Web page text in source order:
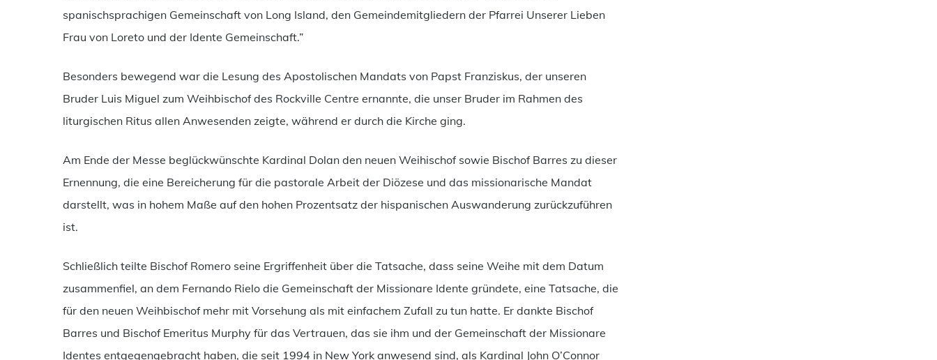
spanischsprachigen Gemeinschaft von Long Island, den Gemeindemitgliedern der Pfarrei Unserer Lieben
Frau von Loreto und der Idente Gemeinschaft.”
Besonders bewegend war die Lesung des Apostolischen Mandats von Papst Franziskus, der unseren
Bruder Luis Miguel zum Weihbischof des Rockville Centre ernannte, die unser Bruder im Rahmen des
liturgischen Ritus allen Anwesenden zeigte, während er durch die Kirche ging.
Am Ende der Messe beglückwünschte Kardinal Dolan den neuen Weihischof sowie Bischof Barres zu dieser
Ernennung, die eine Bereicherung für die pastorale Arbeit der Diözese und das missionarische Mandat
darstellt, was in hohem Maße auf den hohen Prozentsatz der hispanischen Auswanderung zurückzuführen
ist.
Schließlich teilte Bischof Romero seine Ergriffenheit über die Tatsache, dass seine Weihe mit dem Datum
zusammenfiel, an dem Fernando Rielo die Gemeinschaft der Missionare Idente gründete, eine Tatsache, die
für den neuen Weihbischof mehr mit Vorsehung als mit einfachem Zufall zu tun hatte. Er dankte Bischof
Barres und Bischof Emeritus Murphy für das Vertrauen, das sie ihm und der Gemeinschaft der Missionare
Identes entgegengebracht haben, die seit 1994 in New York anwesend sind, als Kardinal John O’Connor